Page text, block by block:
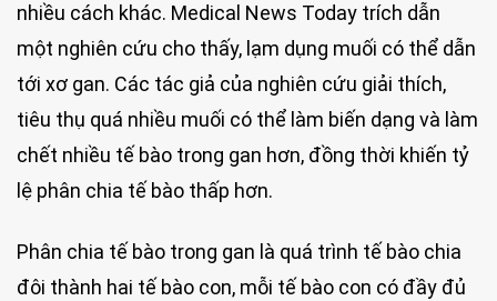
nhiều cách khác. Medical News Today trích dẫn
một nghiên cứu cho thấy, lạm dụng muối có thể dẫn
tới xơ gan. Các tác giả của nghiên cứu giải thích,
tiêu thụ quá nhiều muối có thể làm biến dạng và làm
chết nhiều tế bào trong gan hơn, đồng thời khiến tỷ
lệ phân chia tế bào thấp hơn.
Phân chia tế bào trong gan là quá trình tế bào chia
đôi thành hai tế bào con, mỗi tế bào con có đầy đủ